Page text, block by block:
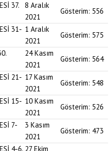
37.
8 Aralık
2021
Gösterim: 556
31- 1 Aralık
2021
Gösterim: 575
24 Kasım
2021
Gösterim: 564
21- 17 Kasım
2021
Gösterim: 548
15- 10 Kasım
2021
Gösterim: 526
7-
3 Kasım
2021
Gösterim: 473
4-6. 27 Ekim